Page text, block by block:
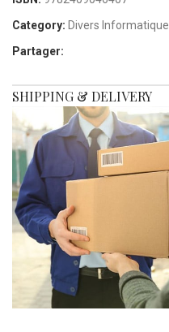
Category: Divers Informatique
Partager:
SHIPPING & DELIVERY